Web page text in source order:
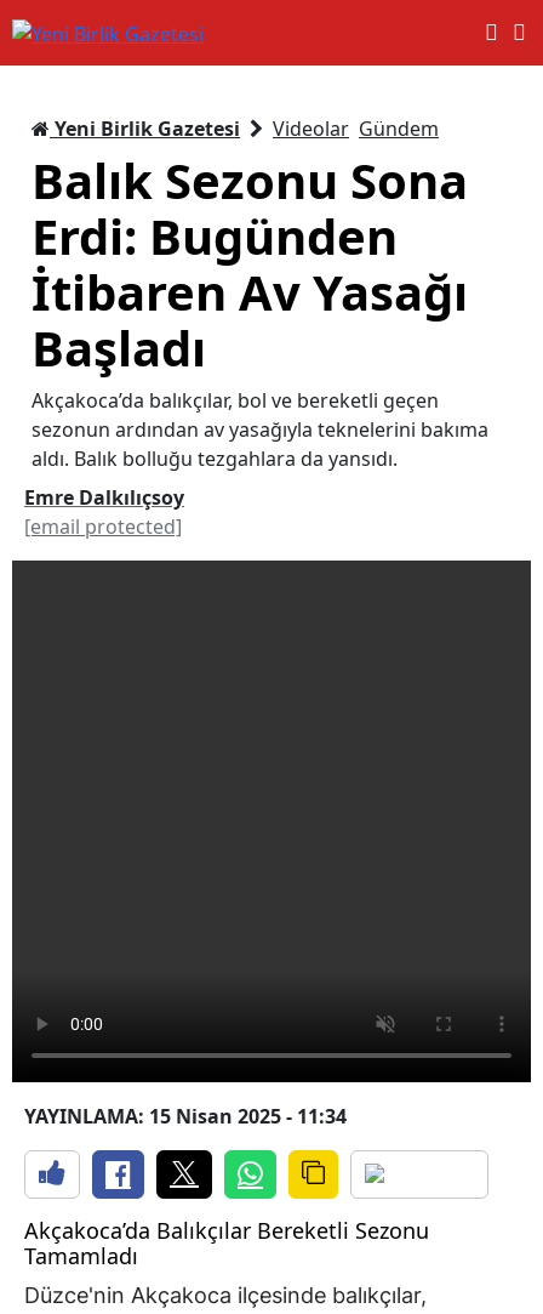
Yeni Birlik Gazetesi Videolar Gündem
Balık Sezonu Sona
Erdi: Bugünden
İtibaren Av Yasağı
Başladı
Akçakoca’da balıkçılar, bol ve bereketli geçen
sezonun ardından av yasağıyla teknelerini bakıma
aldı. Balık bolluğu tezgahlara da yansıdı.
Emre Dalkılıçsoy
[email protected]
YAYINLAMA: 15 Nisan 2025 - 11:34
Akçakoca’da Balıkçılar Bereketli Sezonu
Tamamladı
Düzce'nin Akçakoca ilçesinde balıkçılar,